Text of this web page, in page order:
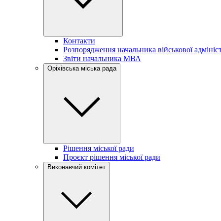
Контакти
Розпорядження начальника військової
Звіти начальника МВА
Оріхівська міська рада
Рішення міської ради
Проєкт рішення міської ради
Виконавчий комітет